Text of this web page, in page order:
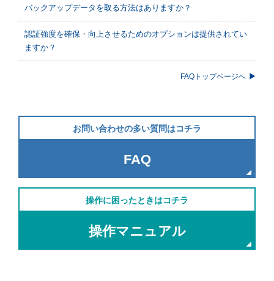
バックアップデータを取る方法はありますか？
認証強度を確保・向上させるためのオプションは提供されてい
ますか？
FAQトップページへ
お問い合わせの多い質問はコチラ
FAQ
操作に困ったときはコチラ
操作マニュアル